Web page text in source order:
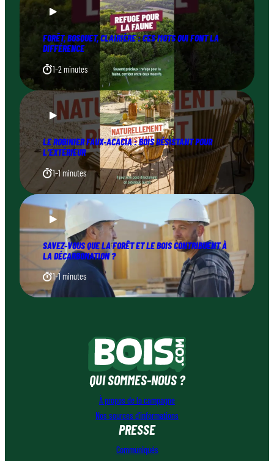
FORÊT, BOSQUET, CLAIRIÈRE : CES MOTS QUI FONT LA
DIFFÉRENCE
1–2 minutes
LE ROBINIER FAUX-ACACIA : BOIS RÉSISTANT POUR
L’EXTÉRIEUR
1–1 minutes
SAVEZ-VOUS QUE LA FORÊT ET LE BOIS CONTRIBUENT À
LA DÉCARBONATION ?
1–1 minutes
QUI SOMMES-NOUS ?
À propos de la campagne
Nos sources d’informations
PRESSE
Communiqués